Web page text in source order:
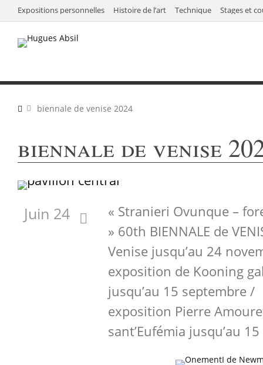
Expositions personnelles Histoire de l’art Technique Stages et
biennale de venise 2024
biennale de venise
Juin 24
« Stranieri Ovunque –
» 60th BIENNALE de
Venise jusqu’au 24
exposition de Kooning
jusqu’au 15 septembre /
exposition Pierre
sant’Eufémia jusqu’au